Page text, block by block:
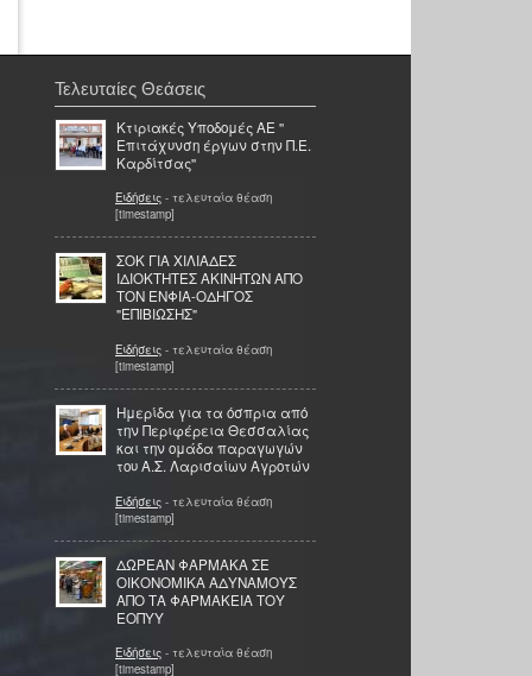
Τελευταίες Θεάσεις
Κτιριακές Υποδομές ΑΕ ''
Επιτάχυνση έργων στην Π.Ε.
Καρδίτσας''
Ειδήσεις - τελευταία θέαση
[timestamp]
ΣΟΚ ΓΙΑ ΧΙΛΙΑΔΕΣ
ΙΔΙΟΚΤΗΤΕΣ ΑΚΙΝΗΤΩΝ ΑΠΟ
ΤΟΝ ΕΝΦΙΑ-ΟΔΗΓΟΣ
"ΕΠΙΒΙΩΣΗΣ"
Ειδήσεις - τελευταία θέαση
[timestamp]
Ημερίδα για τα όσπρια από
την Περιφέρεια Θεσσαλίας
και την ομάδα παραγωγών
του Α.Σ. Λαρισαίων Αγροτών
Ειδήσεις - τελευταία θέαση
[timestamp]
ΔΩΡΕΑΝ ΦΑΡΜΑΚΑ ΣΕ
ΟΙΚΟΝΟΜΙΚΑ ΑΔΥΝΑΜΟΥΣ
ΑΠΟ ΤΑ ΦΑΡΜΑΚΕΙΑ ΤΟΥ
ΕΟΠΥΥ
Ειδήσεις - τελευταία θέαση
[timestamp]